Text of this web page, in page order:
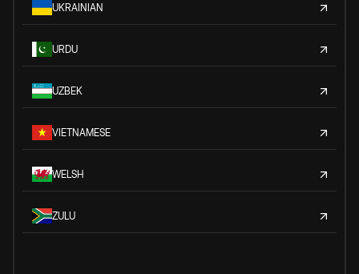
UKRAINIAN
URDU
UZBEK
VIETNAMESE
WELSH
ZULU